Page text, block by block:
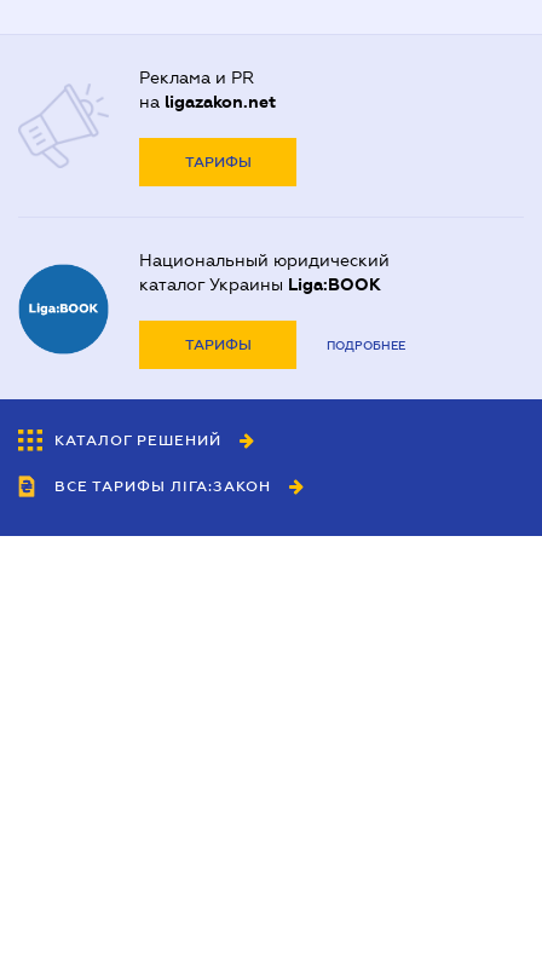
Реклама и PR
на ligazakon.net
ТАРИФЫ
Национальный юридический
каталог Украины Liga:BOOK
ТАРИФЫ ПОДРОБНЕЕ
КАТАЛОГ РЕШЕНИЙ
ВСЕ ТАРИФЫ ЛІГА:ЗАКОН